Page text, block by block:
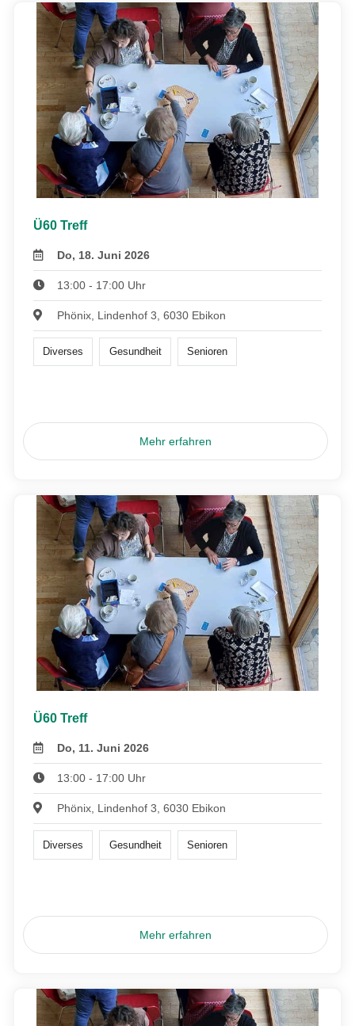
Ü60 Treff
Do, 18. Juni 2026
13:00 - 17:00 Uhr
Phönix, Lindenhof 3, 6030 Ebikon
Diverses Gesundheit Senioren
Mehr erfahren
Ü60 Treff
Do, 11. Juni 2026
13:00 - 17:00 Uhr
Phönix, Lindenhof 3, 6030 Ebikon
Diverses Gesundheit Senioren
Mehr erfahren